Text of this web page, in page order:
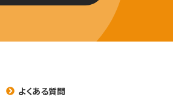
よくある質問